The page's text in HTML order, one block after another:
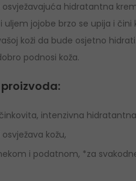
osvježavajuća hidratantna
uljem jojobe brzo se upija i
koži da bude osjetno
podnosi koža.
intenzivna
kožu,
i podatnom, *za